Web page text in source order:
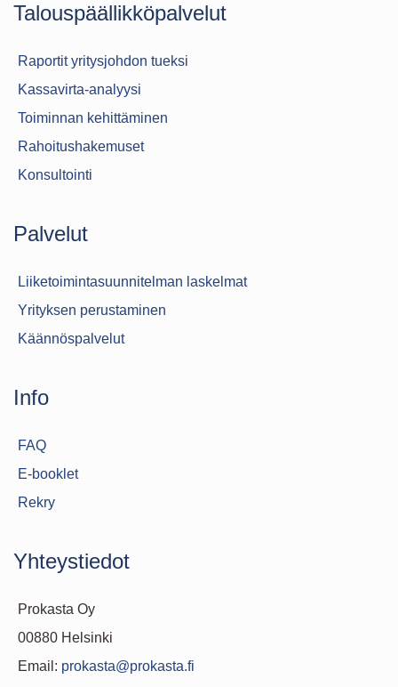
Talouspäällikköpalvelut
Raportit yritysjohdon tueksi
Kassavirta-analyysi
Toiminnan kehittäminen
Rahoitushakemuset
Konsultointi
Palvelut
Liiketoimintasuunnitelman laskelmat
Yrityksen perustaminen
Käännöspalvelut
Info
FAQ
E-booklet
Rekry
Yhteystiedot
Prokasta Oy
00880 Helsinki
Email: prokasta@prokasta.fi